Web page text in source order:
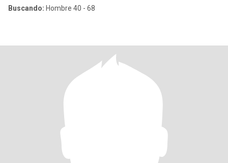
Buscando: Hombre 40 - 68